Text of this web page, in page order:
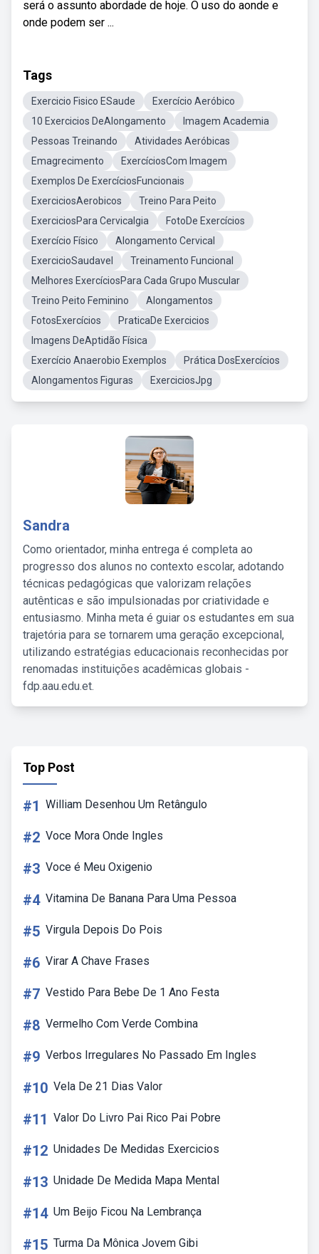
será o assunto abordade de hoje. O uso do aonde e
onde podem ser ...
Tags
Exercicio Fisico ESaude
Exercício Aeróbico
10 Exercicios DeAlongamento
Imagem Academia
Pessoas Treinando
Atividades Aeróbicas
Emagrecimento
ExercíciosCom Imagem
Exemplos De ExercíciosFuncionais
ExerciciosAerobicos
Treino Para Peito
ExerciciosPara Cervicalgia
FotoDe Exercícios
Exercício Físico
Alongamento Cervical
ExercicioSaudavel
Treinamento Funcional
Melhores ExercíciosPara Cada Grupo Muscular
Treino Peito Feminino
Alongamentos
FotosExercícios
PraticaDe Exercicios
Imagens DeAptidão Física
Exercício Anaerobio Exemplos
Prática DosExercícios
Alongamentos Figuras
ExerciciosJpg
Sandra
Como orientador, minha entrega é completa ao
progresso dos alunos no contexto escolar, adotando
técnicas pedagógicas que valorizam relações
autênticas e são impulsionadas por criatividade e
entusiasmo. Minha meta é guiar os estudantes em sua
trajetória para se tornarem uma geração excepcional,
utilizando estratégias educacionais reconhecidas por
renomadas instituições acadêmicas globais -
fdp.aau.edu.et.
Top Post
#1 William Desenhou Um Retângulo
#2 Voce Mora Onde Ingles
#3 Voce é Meu Oxigenio
#4 Vitamina De Banana Para Uma Pessoa
#5 Virgula Depois Do Pois
#6 Virar A Chave Frases
#7 Vestido Para Bebe De 1 Ano Festa
#8 Vermelho Com Verde Combina
#9 Verbos Irregulares No Passado Em Ingles
#10 Vela De 21 Dias Valor
#11 Valor Do Livro Pai Rico Pai Pobre
#12 Unidades De Medidas Exercicios
#13 Unidade De Medida Mapa Mental
#14 Um Beijo Ficou Na Lembrança
#15 Turma Da Mônica Jovem Gibi